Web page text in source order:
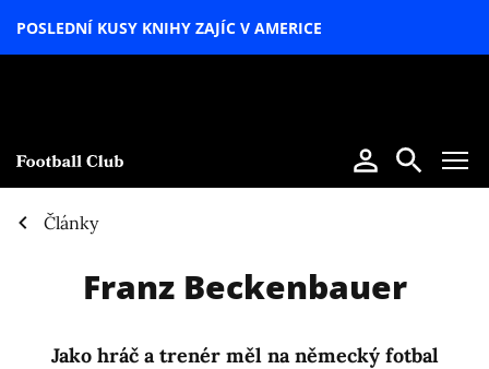
POSLEDNÍ KUSY KNIHY ZAJÍC V AMERICE
Články
Franz Beckenbauer
Jako hráč a trenér měl na německý fotbal